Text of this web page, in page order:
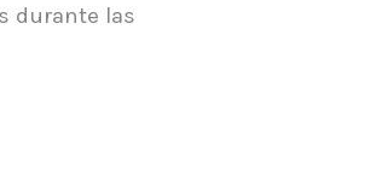
durante las